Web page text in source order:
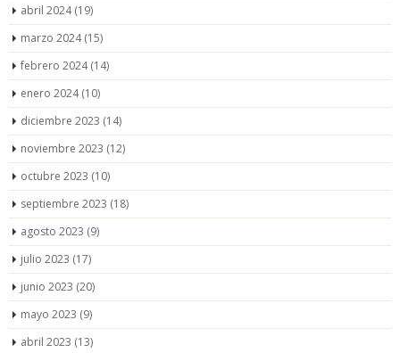
abril 2024(19)
marzo 2024(15)
febrero 2024(14)
enero 2024(10)
diciembre 2023 (14)
noviembre 2023 (12)
octubre 2023 (10)
septiembre 2023 (18)
agosto 2023 (9)
julio 2023 (17)
junio 2023 (20)
mayo 2023 (9)
abril 2023 (13)